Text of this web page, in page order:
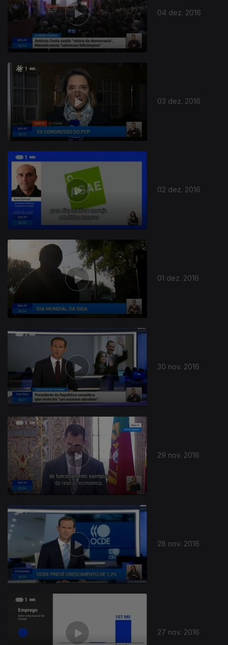
04 dez. 2016
03 dez. 2016
02 dez. 2016
01 dez. 2016
30 nov. 2016
29 nov. 2016
28 nov. 2016
27 nov. 2016
261284